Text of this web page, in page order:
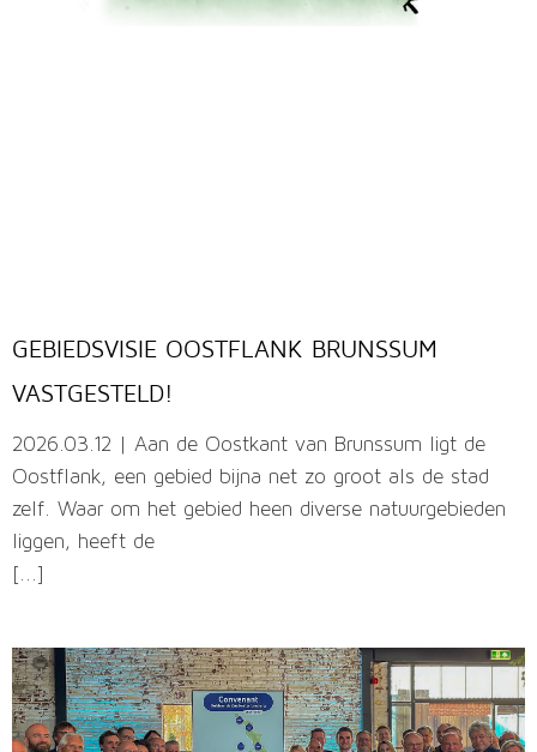
GEBIEDSVISIE OOSTFLANK BRUNSSUM
VASTGESTELD!
2026.03.12 | Aan de Oostkant van Brunssum ligt de
Oostflank, een gebied bijna net zo groot als de stad
zelf. Waar om het gebied heen diverse natuurgebieden
liggen, heeft de
[...]